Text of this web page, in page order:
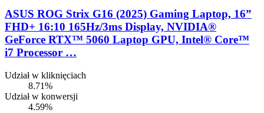
ASUS ROG Strix G16 (2025) Gaming Laptop, 16”
FHD+ 16:10 165Hz/3ms Display, NVIDIA®
GeForce RTX™ 5060 Laptop GPU, Intel® Core™
i7 Processor …
Udział w kliknięciach
8.71%
Udział w konwersji
4.59%